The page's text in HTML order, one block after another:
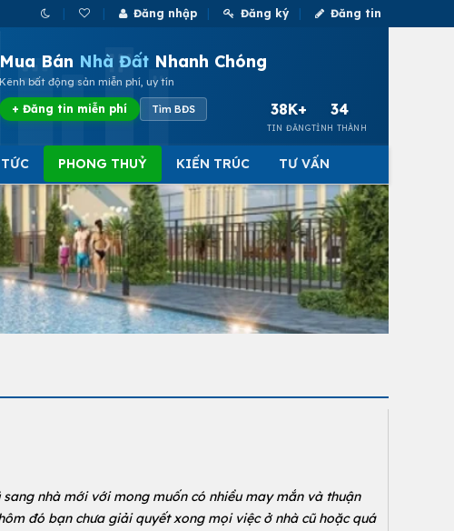
Đăng nhập Đăng ký Đăng tin
Mua Bán Nhà Đất Nhanh Chóng
Kênh bất động sản miễn phí, uy tín
+ Đăng tin miễn phí Tìm BĐS 38K+
TIN ĐĂNG
34
TỈNH THÀNH
PHONG THUỶ KIẾN TRÚC TƯ VẤN
nhà mới với mong muốn có nhiều may mắn và thuận
đó bạn chưa giải quyết xong mọi việc ở nhà cũ hoặc quá